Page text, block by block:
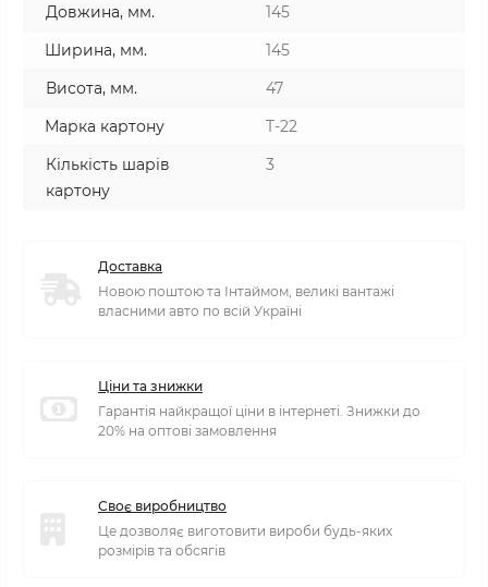
Довжина, мм.
145
Ширина, мм.
145
Висота, мм.
47
Марка картону
T-22
Кількість шарів
картону
3
Доставка
Новою поштою та Інтаймом, великі вантажі
власними авто по всій Україні
Ціни та знижки
Гарантія найкращої ціни в інтернеті. Знижки до
20% на оптові замовлення
Своє виробництво
Це дозволяє виготовити вироби будь-яких
розмірів та обсягів